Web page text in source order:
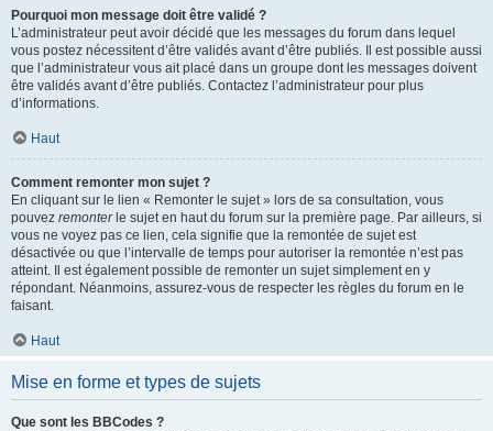
Pourquoi mon message doit être validé ?
L’administrateur peut avoir décidé que les messages du forum dans lequel
vous postez nécessitent d’être validés avant d’être publiés. Il est possible aussi
que l’administrateur vous ait placé dans un groupe dont les messages doivent
être validés avant d’être publiés. Contactez l’administrateur pour plus
d’informations.
Haut
Comment remonter mon sujet ?
En cliquant sur le lien « Remonter le sujet » lors de sa consultation, vous
pouvez remonterle sujet en haut du forum sur la première page. Par ailleurs, si
vous ne voyez pas ce lien, cela signifie que la remontée de sujet est
désactivée ou que l’intervalle de temps pour autoriser la remontée n’est pas
atteint. Il est également possible de remonter un sujet simplement en y
répondant. Néanmoins, assurez-vous de respecter les règles du forum en le
faisant.
Haut
Mise en forme et types de sujets
Que sont les BBCodes ?